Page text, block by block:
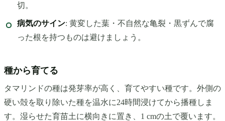
切。
病気のサイン: 黄変した葉・不自然な亀裂・黒ずんで腐
った根を持つものは避けましょう。
種から育てる
タマリンドの種は発芽率が高く、育てやすい種です。外側の
硬い殻を取り除いた種を温水に24時間浸けてから播種しま
す。湿らせた育苗土に横向きに置き、1 cmの土で覆います。